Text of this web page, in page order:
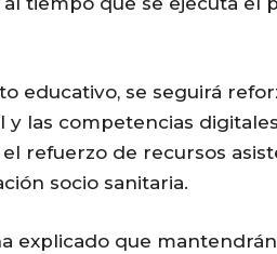
educativo, se seguirá
y las competencias
refuerzo de recursos
socio sanitaria.
explicado que